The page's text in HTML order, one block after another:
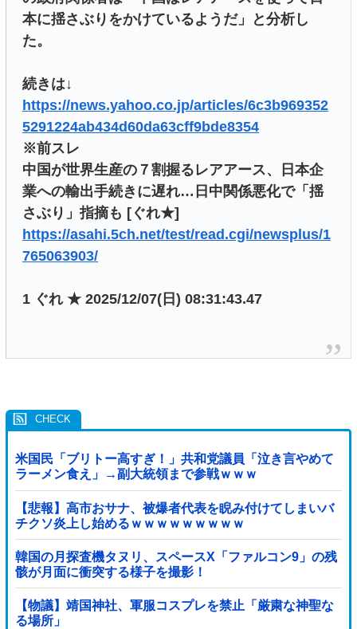
本に揺さぶりをかけているようだ」と分析し
た。
続きは↓
https://news.yahoo.co.jp/articles/6c3b969352
5291224ab434d60da63cff9bde8354
※前スレ
中国が世界生産の７割握るレアアース、日本企
業への輸出手続きに遅れ…日中関係悪化で「揺
さぶり」指摘も [ぐれ★]
https://asahi.5ch.net/test/read.cgi/newsplus/1
765063903/
1 ぐれ ★ 2025/12/07(日) 08:31:43.47
米国民「ブリトー高すぎ！」共和党議員「泣き言やめて
ラーメン食え」→副大統領まで参戦ｗｗｗ
【悲報】高市おサナ、被爆者代表を睨み付けてしまいバ
チクソ炎上し始めるｗｗｗｗｗｗｗｗｗ
韓国の月探査機タヌリ、スペースX「ファルコン9」の残
骸が月面に衝突する様子を撮影！
【物議】靖国神社、軍服コスプレを禁止「厳粛な神聖な
る場所」